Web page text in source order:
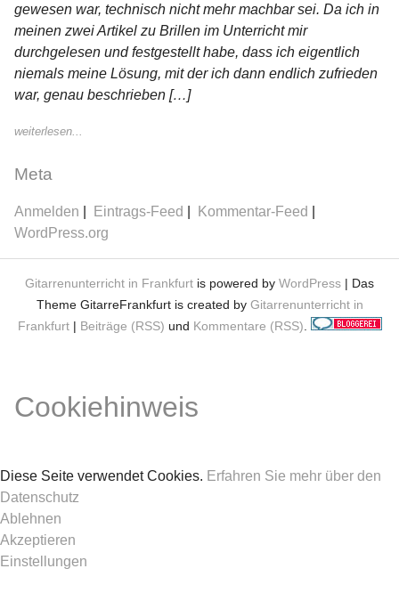
gewesen war, technisch nicht mehr machbar sei. Da ich in
meinen zwei Artikel zu Brillen im Unterricht mir
durchgelesen und festgestellt habe, dass ich eigentlich
niemals meine Lösung, mit der ich dann endlich zufrieden
war, genau beschrieben […]
weiterlesen...
Meta
Anmelden Eintrags-Feed
Kommentar-Feed
WordPress.org
Gitarrenunterricht in Frankfurt is powered by WordPress | Das
Theme GitarreFrankfurt is created by Gitarrenunterricht in
Frankfurt| Beiträge (RSS) und Kommentare (RSS)
Cookiehinweis
Diese Seite verwendet Cookies. Erfahren Sie mehr über den
Datenschutz
Ablehnen
Akzeptieren
Einstellungen